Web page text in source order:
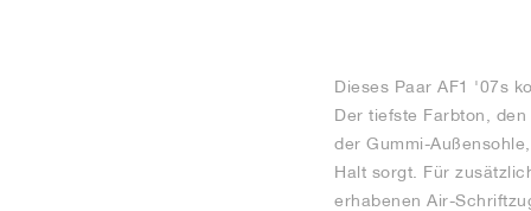
Dieses Paar AF1 '07s
Der tiefste Farbton,
der Gummi-
Halt sorgt. Für
erhabenen Air-